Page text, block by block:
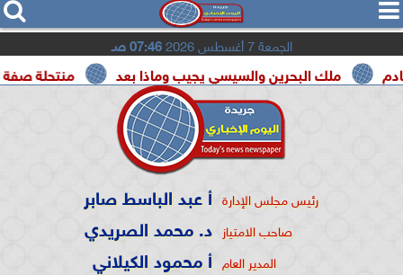
  
الجمعة 7 أغسطس 2026 07:46 صـ
منتحلة صفة صحفية ملك البحرين والسيسي يجيب وماذا بعد
رئيس مجلس الإدارة أ عبد الباسط صابر
صاحب الامتياز د. محمد الصريدي
المدير العام أ محمود الكيلاني